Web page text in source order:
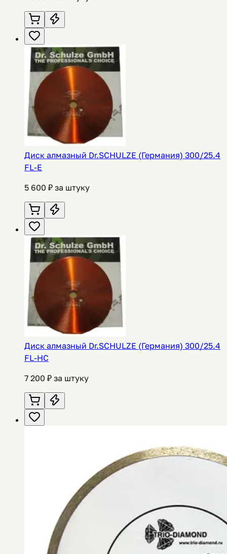
Диск алмазный Dr.SCHULZE (Германия) 300/25.4
FL-E
5 600 ₽ за штуку
Диск алмазный Dr.SCHULZE (Германия) 300/25.4
FL-HC
7 200 ₽ за штуку